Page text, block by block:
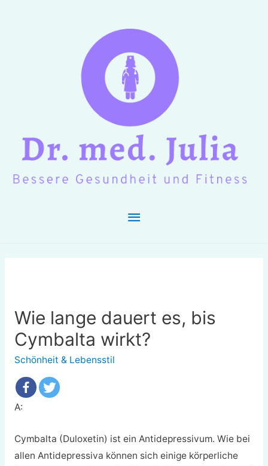
Hauptmenü
Wie lange dauert es, bis
Cymbalta wirkt?
Schönheit & Lebensstil
A:
Cymbalta (Duloxetin) ist ein Antidepressivum. Wie bei
allen Antidepressiva können sich einige körperliche